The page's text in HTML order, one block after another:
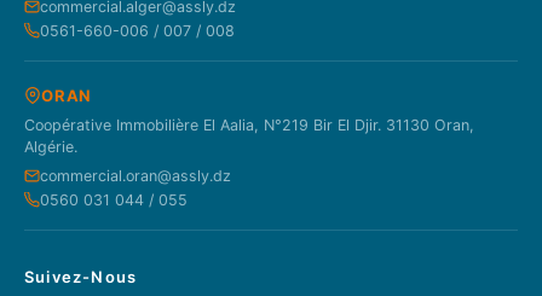
commercial.alger@assly.dz
0561-660-006 / 007 / 008
ORAN
Coopérative Immobilière El Aalia, N°219 Bir El Djir. 31130 Oran,
Algérie.
commercial.oran@assly.dz
0560 031 044 / 055
Suivez-Nous